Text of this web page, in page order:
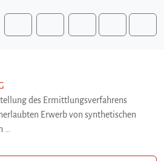
Search
des Ermittlungsverfahrens
Erwerb von synthetischen